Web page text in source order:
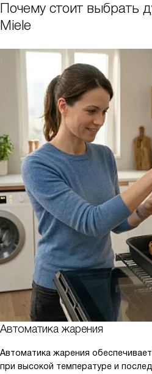
Почему стоит выбрать
Miele
Автоматика жарения
Автоматика жарения
при высокой температуре и